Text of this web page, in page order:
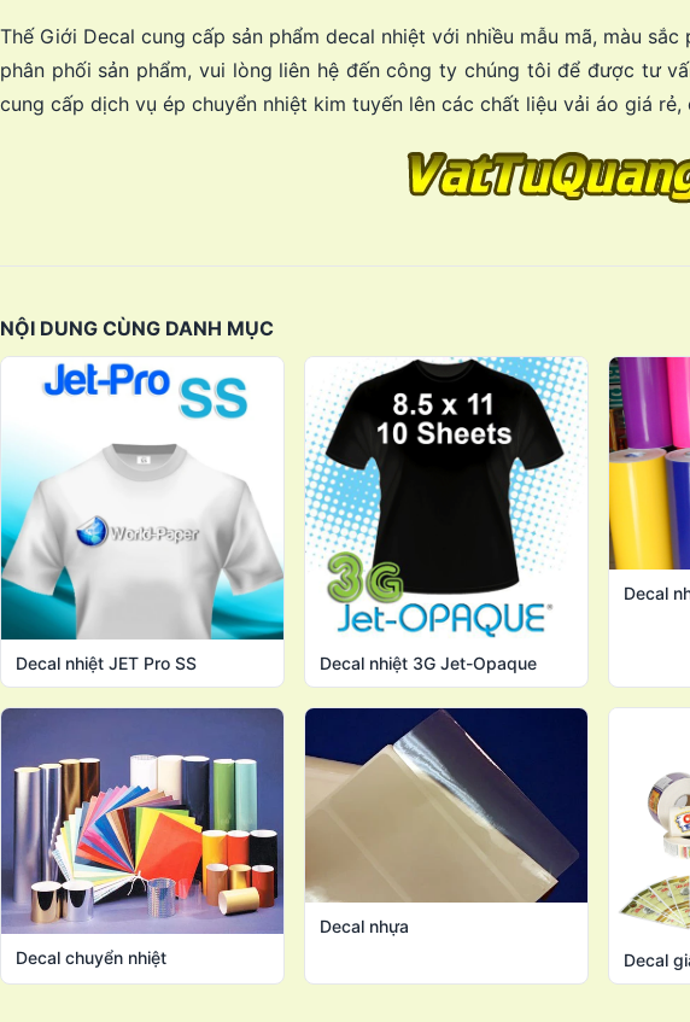
Thế Giới Decal cung cấp sản phẩm decal nhiệt với nhiều mẫu mã, màu
phân phối sản phẩm, vui lòng liên hệ đến công ty chúng tôi để được tư
cung cấp dịch vụ ép chuyển nhiệt kim tuyến lên các chất liệu vải áo giá
NỘI DUNG CÙNG DANH MỤC
Decal nhiệt JET Pro SS Decal nhiệt 3G Jet-Opaque
Decal
Decal chuyển nhiệt
Decal nhựa
Decal